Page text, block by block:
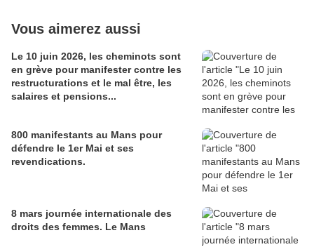
Vous aimerez aussi
Le 10 juin 2026, les cheminots sont
en grève pour manifester contre les
restructurations et le mal être, les
salaires et pensions...
800 manifestants au Mans pour
défendre le 1er Mai et ses
revendications.
8 mars journée internationale des
droits des femmes. Le Mans